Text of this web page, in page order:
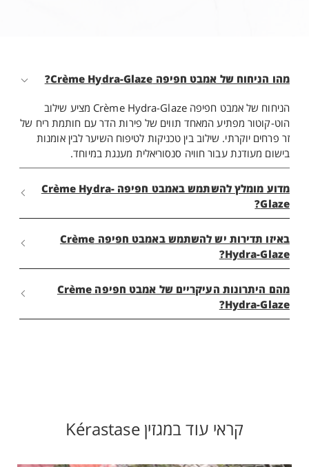
מהו הניחוח של אמבט חפיפה Crème Hydra-Glaze?
הניחוח של אמבט חפיפה Crème Hydra-Glaze מציע שילוב
הוט-קוטור מפתיע המאחד תווים של פירות הדר עם חותמת ריח של
זר פרחים יוקרתי. שילוב בין טכניקות לטיפוח השיער לבין אומנות
בישום מעודנת עבור חוויה סנסוריאלית מענגת במיוחד.
מדוע מומלץ להשתמש באמבט חפיפה Crème Hydra-
Glaze?
באיזו תדירות יש להשתמש באמבט חפיפה Crème
Hydra-Glaze?
מהם היתרונות העיקריים של אמבט חפיפה Crème
Hydra-Glaze?
קראי עוד במגזין Kérastase